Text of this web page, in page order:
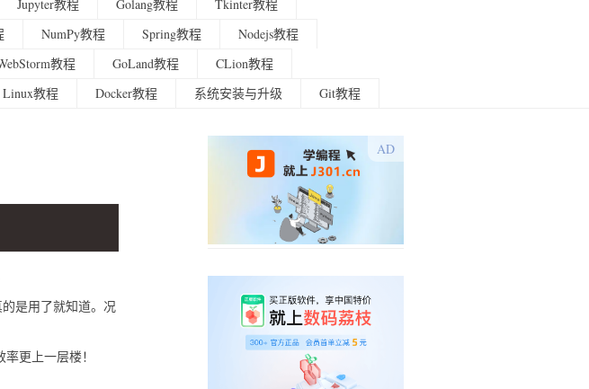
Jupyter教程 Golang教程
Tkinter教程
NumPy教程 Spring教程
Nodejs教程
教程 GoLand教程
CLion教程
Linux教程 Docker教程 系统安装与升级 Git教程
是用了就知道。况
更上一层楼！